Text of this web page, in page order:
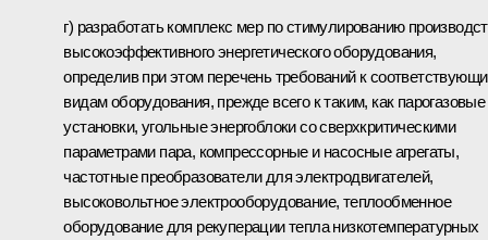
г) разработать комплекс мер по стимулированию
высокоэффективного энергетического оборудования,
определив при этом перечень требований к
видам оборудования, прежде всего к таким, как парогазовые
установки, угольные энергоблоки со сверхкритическими
параметрами пара, компрессорные и насосные агрегаты,
частотные преобразователи для электродвигателей,
высоковольтное электрооборудование, теплообменное
оборудование для рекуперации тепла низкотемпературных